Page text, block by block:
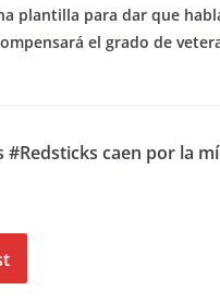
plantilla para dar que
el grado de
#Redsticks caen por la